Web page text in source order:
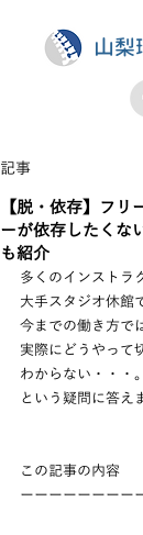
山梨
記事
【脱・依存】フリ
ーが依存したく
も紹介
多くのインストラ
大手スタジオ休館
今までの働き方で
実際にどうやって
わからない・・・。
という疑問に答え
この記事の内容
ーーーーーーーー